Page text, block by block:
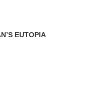
EUTOPIA